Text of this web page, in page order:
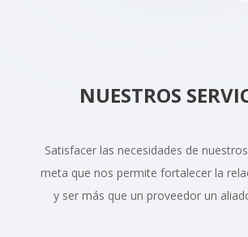
NUESTROS
Satisfacer las necesidades de
meta que nos permite fortalecer la
y ser más que un proveedor un